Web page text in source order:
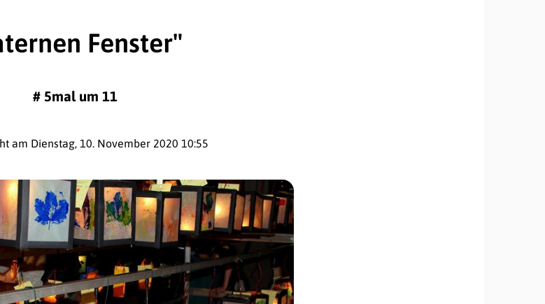
Fenster"
# 5mal um 11
am Dienstag, 10. November 2020 10:55